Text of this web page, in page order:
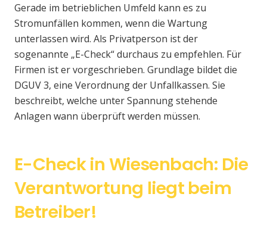
Gerade im betrieblichen Umfeld kann es zu
Stromunfällen kommen, wenn die Wartung
unterlassen wird. Als Privatperson ist der
sogenannte „E-Check“ durchaus zu empfehlen. Für
Firmen ist er vorgeschrieben. Grundlage bildet die
DGUV 3, eine Verordnung der Unfallkassen. Sie
beschreibt, welche unter Spannung stehende
Anlagen wann überprüft werden müssen.
E-Check in Wiesenbach: Die
Verantwortung liegt beim
Betreiber!